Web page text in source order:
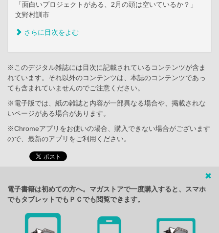
「面白いプロジェクトがある、2月の頭は空いているか？」
文野村訓市
さらに目次をよむ
※このデジタル雑誌には目次に記載されているコンテンツが含ま
れています。それ以外のコンテンツは、本誌のコンテンツであっ
ても含まれていませんのでご注意ください。
※電子版では、紙の雑誌と内容が一部異なる場合や、掲載されな
いページがある場合があります。
※Chromeアプリをお使いの場合、購入できない場合がございます
ので、最新のアプリをご利用ください。
電子書籍は初めての方へ。マガストアで一度購入すると、スマホ
でもタブレットでもＰＣでも閲覧できます。